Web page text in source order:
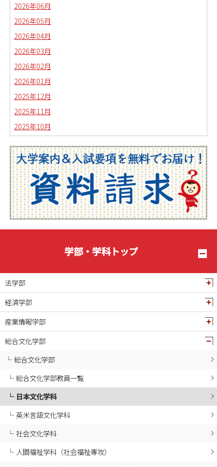
2026年06月
2026年05月
2026年04月
2026年03月
2026年02月
2026年01月
2025年12月
2025年11月
2025年10月
2025年08月
2025年07月
2025年06月
2025年05月
2025年04月
2025年03月
2024年12月
2024年11月
2024年10月
2024年09月
2024年08月
2024年05月
2024年04月
2024年03月
2024年02月
2023年12月
学部・学科トップ
法学部
経済学部
産業情報学部
総合文化学部
総合文化学部
総合文化学部教員一覧
日本文化学科
英米言語文化学科
社会文化学科
人間福祉学科（社会福祉専攻）